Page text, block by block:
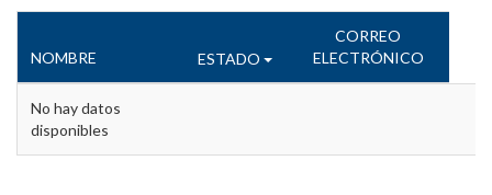
NOMBRE ESTADO
CORREO
ELECTRÓNICO
No hay datos
disponibles